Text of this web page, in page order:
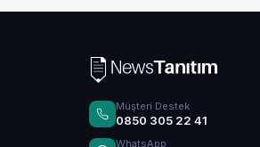
Müşteri Destek
0850 305 22 41
WhatsApp